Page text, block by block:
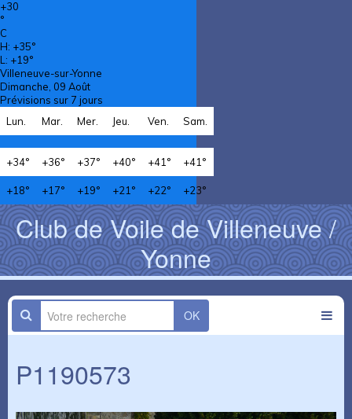
+30
°
C
H: +35°
L: +19°
Villeneuve-sur-Yonne
Dimanche, 09 Août
Prévisions sur 7 jours
Lun.
Mar. Mer. Jeu. Ven. Sam.
+34° +36° +37° +40° +41° +41°
+18° +17° +19° +21° +22° +23°
Club de Voile de Villeneuve /
Yonne
OK
P1190573